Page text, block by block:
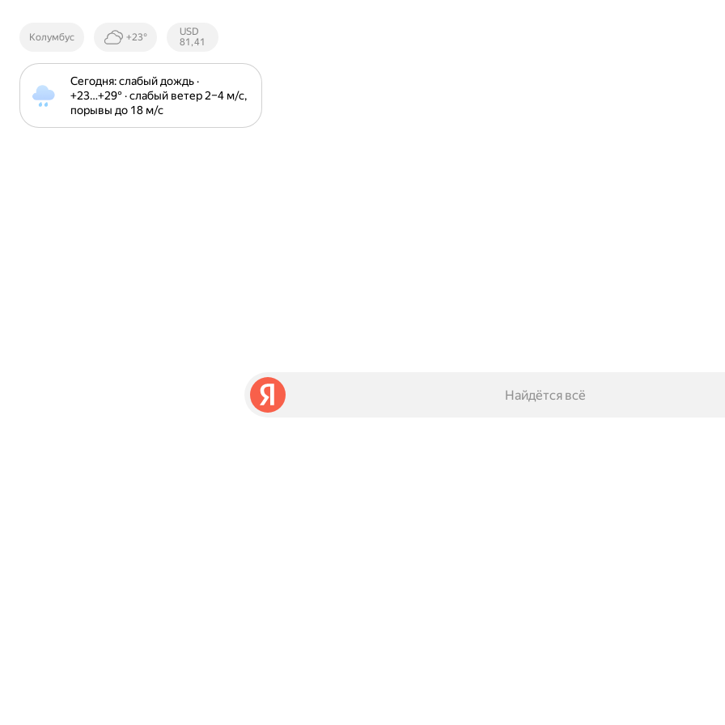
Колумбус +23°
Курсы ЦБ
РФ
USD
81,41
Сегодня: слабый дождь ·
+23⁠…⁠+29⁠° · слабый ветер 2⁠–⁠4 м⁠/⁠с,
порывы до 18 м⁠/⁠с